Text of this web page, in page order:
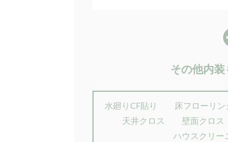
その他内装
水廻りCF貼り 床フローリン
天井クロス
壁面クロ
ハウスクリー